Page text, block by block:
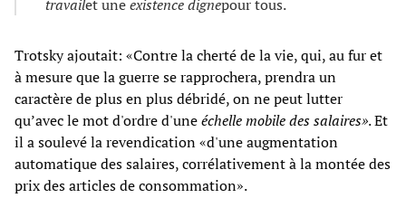
travailet uneexistence dignepour tous.
Trotsky ajoutait: «Contre la cherté de la vie, qui, au fur et
à mesure que la guerre se rapprochera, prendra un
caractère de plus en plus débridé, on ne peut lutter
qu’avec le mot d'ordre d'uneéchelle mobile des salaires». Et
il a soulevé la revendication «d'une augmentation
automatique des salaires, corrélativement à la montée des
prix des articles de consommation».